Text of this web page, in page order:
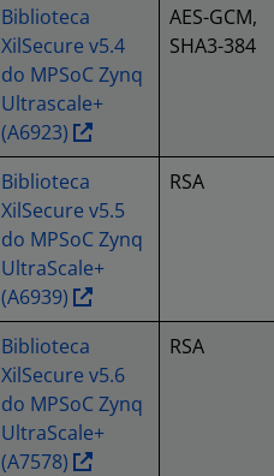
Biblioteca
XilSecure v5.4
do MPSoC Zynq
Ultrascale+
(A6923)
AES-GCM,
SHA3-384
Biblioteca
XilSecure v5.5
do MPSoC Zynq
UltraScale+
(A6939)
RSA
Biblioteca
XilSecure v5.6
do MPSoC Zynq
UltraScale+
(A7578)
RSA